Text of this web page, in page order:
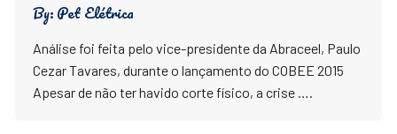
By:Pet Elétrica
Análise foi feita pelo vice-presidente da Abraceel, Paulo
Cezar Tavares, durante o lançamento do COBEE 2015
Apesar de não ter havido corte físico, a crise ….